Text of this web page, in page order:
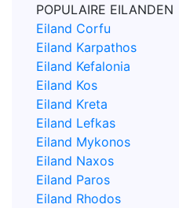
POPULAIRE EILANDEN
Eiland Corfu
Eiland Karpathos
Eiland Kefalonia
Eiland Kos
Eiland Kreta
Eiland Lefkas
Eiland Mykonos
Eiland Naxos
Eiland Paros
Eiland Rhodos